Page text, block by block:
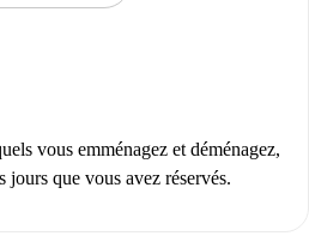
vous emménagez et déménagez,
jours que vous avez réservés.